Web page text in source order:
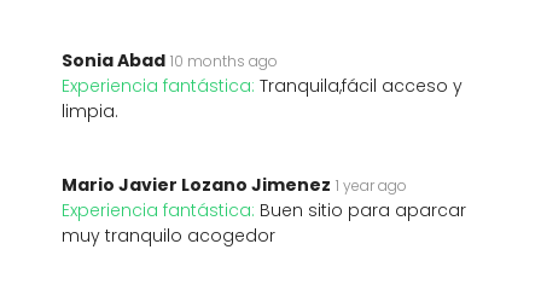
Sonia Abad 10 months ago
Experiencia fantástica: Tranquila,fácil acceso y
limpia.
Mario Javier Lozano Jimenez 1 year ago
Experiencia fantástica: Buen sitio para aparcar
muy tranquilo acogedor